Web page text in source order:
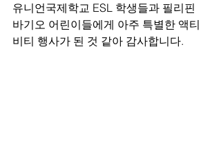
유니언국제학교 ESL 학생들과 필리핀
바기오 어린이들에게 아주 특별한 액티
비티 행사가 된 것 같아 감사합니다.